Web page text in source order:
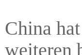
China
weiteren